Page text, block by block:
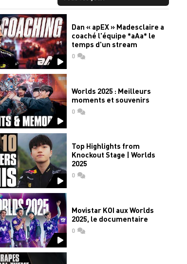
Dan « apEX » Madesclaire a
coaché l'équipe *aAa* le
temps d'un stream
0commentaires
Worlds 2025 : Meilleurs
moments et souvenirs
0commentaires
Top Highlights from
Knockout Stage | Worlds
2025
0commentaires
Movistar KOI aux Worlds
2025, le documentaire
0commentaires